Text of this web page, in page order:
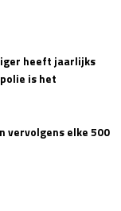
heeft jaarlijks
is het
vervolgens elke 500